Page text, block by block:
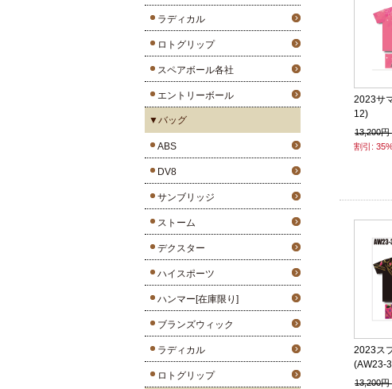
ラディカル
ロトグリップ
スペアボール各社
エントリーボール
▼バッグ
ABS
DV8
サンブリッジ
ストーム
デクスター
ハイスポーツ
ハンマー[在庫限り]
ブランズウィック
ラディカル
ロトグリップ
2023サ
12)
13,200円
割引:
2023ス
(AW23-
13,200円